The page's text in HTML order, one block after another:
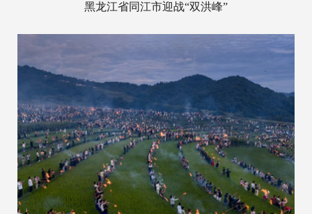
黑龙江省同江市迎战“双洪峰”